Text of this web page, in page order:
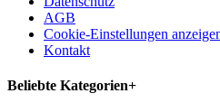
AGB
Cookie-Einstellungen
Kontakt
Beliebte Kategorien+